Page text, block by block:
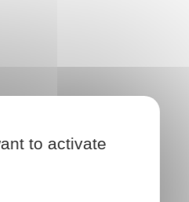
to activate